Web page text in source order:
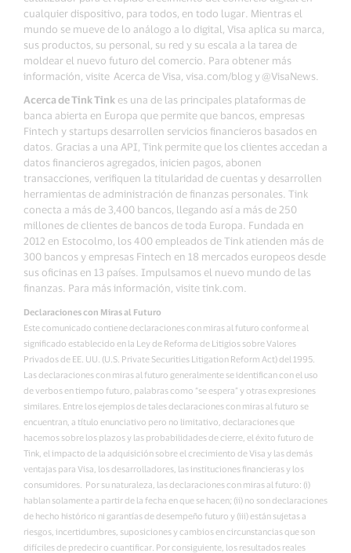
cualquier dispositivo, para todos, en todo lugar. Mientras el
mundo se mueve de lo análogo a lo digital, Visa aplica su marca,
sus productos, su personal, su red y su escala a la tarea de
moldear el nuevo futuro del comercio. Para obtener más
información, visite Acerca de Visa, visa.com/blog y @VisaNews.
Acerca de Tink Tink es una de las principales plataformas de
banca abierta en Europa que permite que bancos, empresas
Fintech y startups desarrollen servicios financieros basados en
datos. Gracias a una API, Tink permite que los clientes accedan a
datos financieros agregados, inicien pagos, abonen
transacciones, verifiquen la titularidad de cuentas y desarrollen
herramientas de administración de finanzas personales. Tink
conecta a más de 3,400 bancos, llegando así a más de 250
millones de clientes de bancos de toda Europa. Fundada en
2012 en Estocolmo, los 400 empleados de Tink atienden más de
300 bancos y empresas Fintech en 18 mercados europeos desde
sus oficinas en 13 países. Impulsamos el nuevo mundo de las
finanzas. Para más información, visite tink.com.
Declaraciones con Miras al Futuro
Este comunicado contiene declaraciones con miras al futuro conforme al
significado establecido en la Ley de Reforma de Litigios sobre Valores
Privados de EE. UU. (U.S. Private Securities Litigation Reform Act) del 1995.
Las declaraciones con miras al futuro generalmente se identifican con el uso
de verbos en tiempo futuro, palabras como “se espera” y otras expresiones
similares. Entre los ejemplos de tales declaraciones con miras al futuro se
encuentran, a título enunciativo pero no limitativo, declaraciones que
hacemos sobre los plazos y las probabilidades de cierre, el éxito futuro de
Tink, el impacto de la adquisición sobre el crecimiento de Visa y las demás
ventajas para Visa, los desarrolladores, las instituciones financieras y los
consumidores. Por su naturaleza, las declaraciones con miras al futuro: (i)
hablan solamente a partir de la fecha en que se hacen; (ii) no son declaraciones
de hecho histórico ni garantías de desempeño futuro y (iii) están sujetas a
riesgos, incertidumbres, suposiciones y cambios en circunstancias que son
difíciles de predecir o cuantificar. Por consiguiente, los resultados reales